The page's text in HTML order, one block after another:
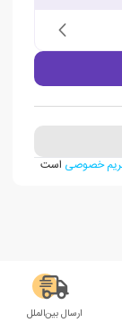
خصوصی است
ارسال بین‌الملل